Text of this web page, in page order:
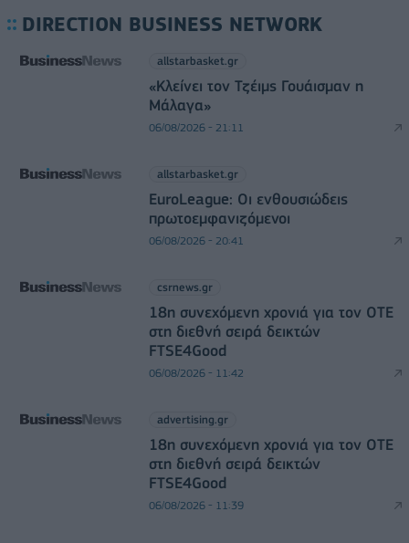
DIRECTION BUSINESS NETWORK
allstarbasket.gr
«Κλείνει τον Τζέιμς Γουάισμαν η
Μάλαγα»
06/08/2026 - 21:11
allstarbasket.gr
EuroLeague: Οι ενθουσιώδεις
πρωτοεμφανιζόμενοι
06/08/2026 - 20:41
csrnews.gr
18η συνεχόμενη χρονιά για τον ΟΤΕ
στη διεθνή σειρά δεικτών
FTSE4Good
06/08/2026 - 11:42
advertising.gr
18η συνεχόμενη χρονιά για τον ΟΤΕ
στη διεθνή σειρά δεικτών
FTSE4Good
06/08/2026 - 11:39